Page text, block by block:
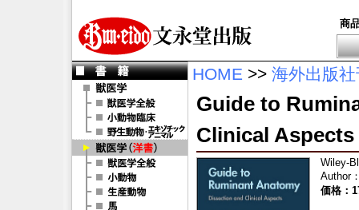
商
HOME >> 海外出版
Guide to
Clinical Aspects
Wiley-
Author
価格：